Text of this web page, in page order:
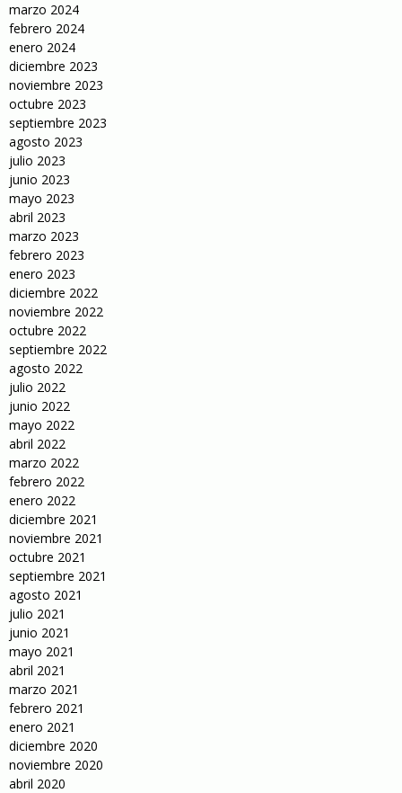
marzo 2024
febrero 2024
enero 2024
diciembre 2023
noviembre 2023
octubre 2023
septiembre 2023
agosto 2023
julio 2023
junio 2023
mayo 2023
abril 2023
marzo 2023
febrero 2023
enero 2023
diciembre 2022
noviembre 2022
octubre 2022
septiembre 2022
agosto 2022
julio 2022
junio 2022
mayo 2022
abril 2022
marzo 2022
febrero 2022
enero 2022
diciembre 2021
noviembre 2021
octubre 2021
septiembre 2021
agosto 2021
julio 2021
junio 2021
mayo 2021
abril 2021
marzo 2021
febrero 2021
enero 2021
diciembre 2020
noviembre 2020
abril 2020